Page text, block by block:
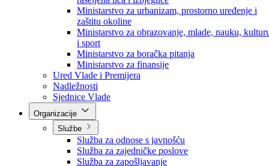
Ministarstvo za unutrašnje poslove
Ministarstvo za socijalnu politiku, zdravstvo,
raseljena lica i izbjeglice
Ministarstvo za urbanizam, prostorno uređenje i
zaštitu okoline
Ministarstvo za obrazovanje, mlade, nauku,
i sport
Ministarstvo za boračka pitanja
Ministarstvo za finansije
Ured Vlade i Premijera
Nadležnosti
Sjednice Vlade
Službe